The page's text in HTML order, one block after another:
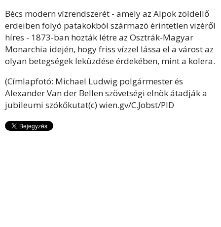
Bécs modern vízrendszerét - amely az Alpok zöldellő
erdeiben folyó patakokból származó érintetlen vizéről
híres - 1873-ban hozták létre az Osztrák-Magyar
Monarchia idején, hogy friss vízzel lássa el a várost az
olyan betegségek leküzdése érdekében, mint a kolera.
(Címlapfotó: Michael Ludwig polgármester és
Alexander Van der Bellen szövetségi elnök átadják a
jubileumi szökőkutat(c) wien.gv/C.Jobst/PID